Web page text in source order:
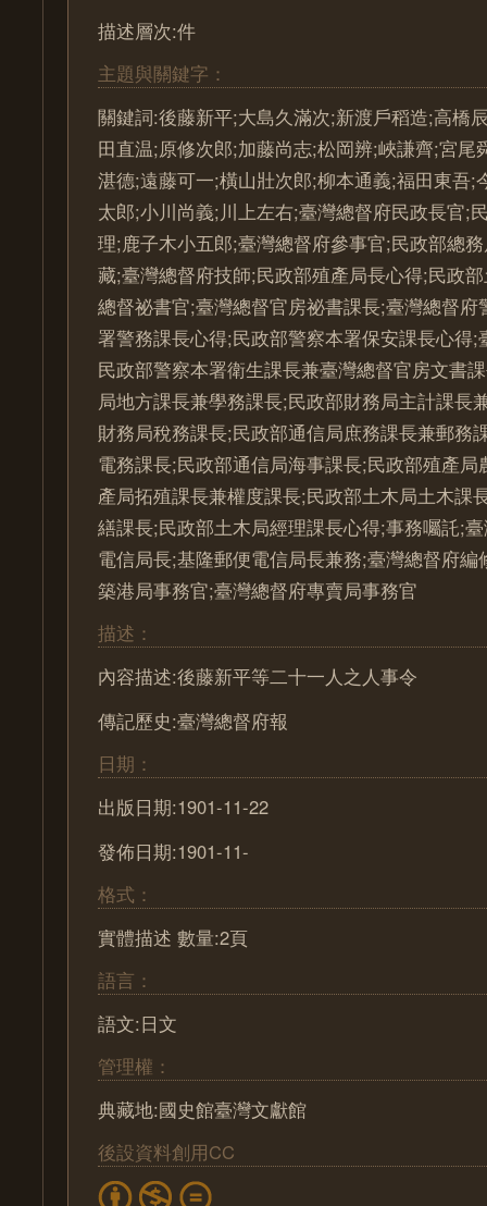
描述層次:件
主題與關鍵字：
關鍵詞:後藤新平;大島久滿次;新渡戶稻造;高橋
田直温;原修次郎;加藤尚志;松岡辨;峽謙齊;宮尾
湛德;遠藤可一;橫山壯次郎;柳本通義;福田東吾;
太郎;小川尚義;川上左右;臺灣總督府民政長官;
理;鹿子木小五郎;臺灣總督府參事官;民政部總
藏;臺灣總督府技師;民政部殖產局長心得;民政
總督祕書官;臺灣總督官房祕書課長;臺灣總督府
署警務課長心得;民政部警察本署保安課長心得;
民政部警察本署衛生課長兼臺灣總督官房文書
局地方課長兼學務課長;民政部財務局主計課長
財務局稅務課長;民政部通信局庶務課長兼郵務
電務課長;民政部通信局海事課長;民政部殖產局
產局拓殖課長兼權度課長;民政部土木局土木課
繕課長;民政部土木局經理課長心得;事務囑託;
電信局長;基隆郵便電信局長兼務;臺灣總督府編
築港局事務官;臺灣總督府專賣局事務官
描述：
內容描述:後藤新平等二十一人之人事令
傳記歷史:臺灣總督府報
日期：
出版日期:1901-11-22
發佈日期:1901-11-
格式：
實體描述 數量:2頁
語言：
語文:日文
管理權：
典藏地:國史館臺灣文獻館
後設資料創用CC